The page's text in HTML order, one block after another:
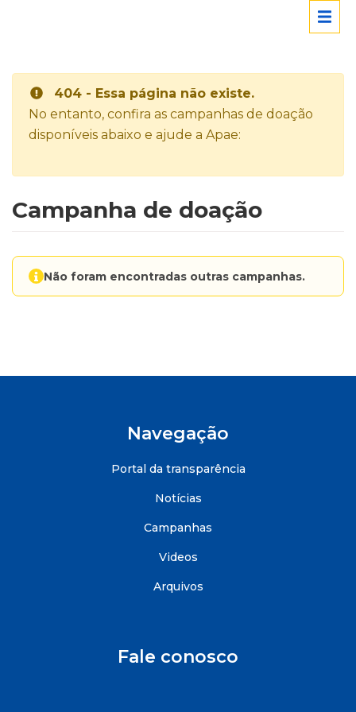
404 - Essa página não existe.
No entanto, confira as campanhas de doação
disponíveis abaixo e ajude a Apae:
Campanha de doação
Não foram encontradas outras campanhas.
Navegação
Portal da transparência
Notícias
Campanhas
Videos
Arquivos
Fale conosco